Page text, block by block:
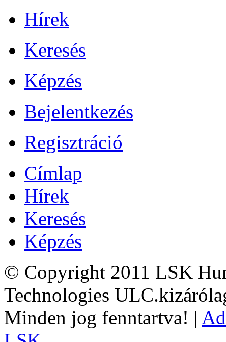
Hírek
Keresés
Képzés
Bejelentkezés
Regisztráció
Címlap
Hírek
Keresés
Képzés
© Copyright 2011 LSK
Technologies
Minden jog fenntartva! |